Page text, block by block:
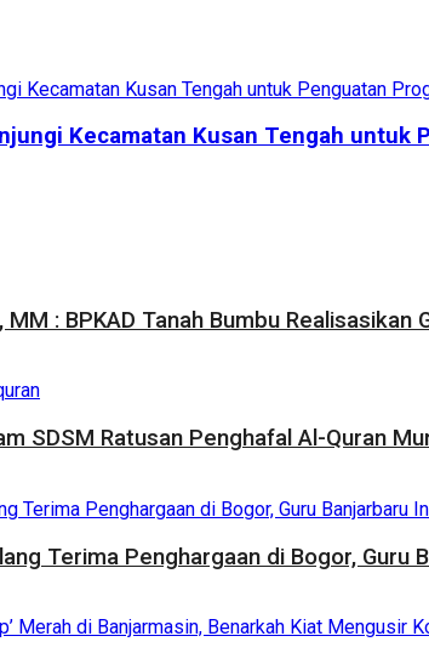
Kecamatan Kusan Tengah untuk
MM : BPKAD Tanah Bumbu
SDSM Ratusan Penghafal Al-Quran
Terima Penghargaan di Bogor, Guru